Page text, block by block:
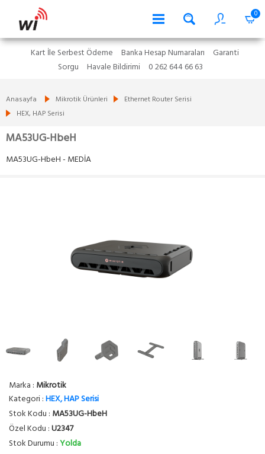
0
Kart İle Serbest Ödeme Banka Hesap Numaraları
Garanti
Sorgu
Havale Bildirimi 0 262 644 66 63
Anasayfa Mikrotik Ürünleri
Ethernet Router Serisi
HEX, HAP Serisi
MA53UG-HbeH
MA53UG-HbeH - MEDİA
Marka : Mikrotik
Kategori :HEX, HAP Serisi
Stok Kodu : MA53UG-HbeH
Özel Kodu :U2347
Stok Durumu :Yolda